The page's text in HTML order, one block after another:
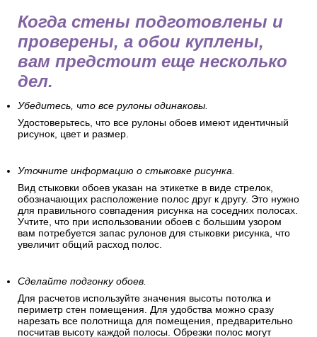
Когда стены подготовлены и
проверены, а обои куплены,
вам предстоит еще несколько
дел.
Убедитесь, что все рулоны одинаковы.
Удостоверьтесь, что все рулоны обоев имеют идентичный
рисунок, цвет и размер.
Уточните информацию о стыковке рисунка.
Вид стыковки обоев указан на этикетке в виде стрелок,
обозначающих расположение полос друг к другу. Это нужно
для правильного совпадения рисунка на соседних полосах.
Учтите, что при использовании обоев с большим узором
вам потребуется запас рулонов для стыковки рисунка, что
увеличит общий расход полос.
Сделайте подгонку обоев.
Для расчетов используйте значения высоты потолка и
периметр стен помещения. Для удобства можно сразу
нарезать все полотнища для помещения, предварительно
посчитав высоту каждой полосы. Обрезки полос могут